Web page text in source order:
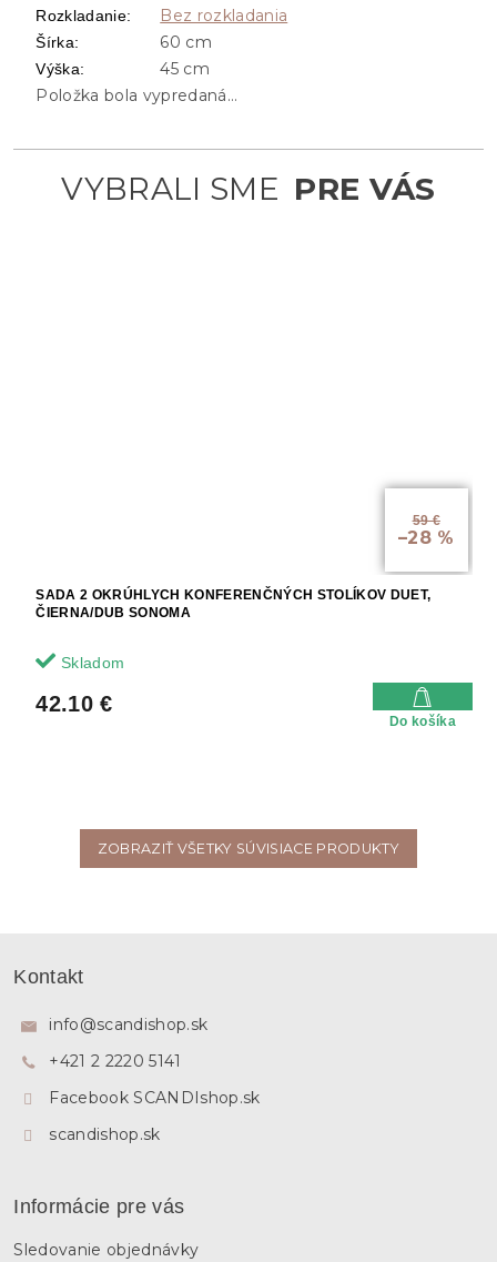
59 €
–28 %
SADA 2 OKRÚHLYCH KONFERENČNÝCH STOLÍKOV DUET,
ČIERNA/DUB SONOMA
Skladom
42.10 €
Do košíka
ZOBRAZIŤ VŠETKY SÚVISIACE PRODUKTY
Rozkladanie: Bez rozkladania
Šírka: 60 cm
Výška:
45 cm
Položka bola vypredaná…
Kontakt
info@scandishop.sk
+421 2 2220 5141
Facebook SCANDIshop.sk
scandishop.sk
Informácie pre vás
Sledovanie objednávky